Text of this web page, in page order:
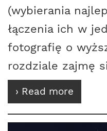
(wybierania
łączenia ich w
fotografię o
rozdziale zajmę
› Read more